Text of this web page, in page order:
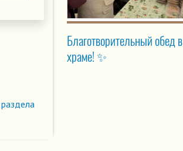
Благотворительный обед в
храме! ✨